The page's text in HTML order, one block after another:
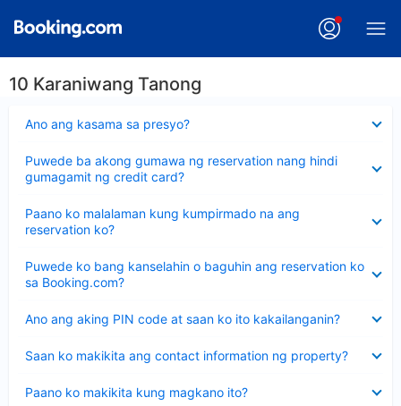
10 Karaniwang Tanong
Ano ang kasama sa presyo?
ang
Puwede ba akong gumawa ng reservation nang hindi
gumagamit ng credit card?
ang
sagot
Paano ko malalaman kung kumpirmado na ang
reservation ko?
ang
sagot
Puwede ko bang kanselahin o baguhin ang reservation ko
sa Booking.com?
ang
sagot
Ano ang aking PIN code at saan ko ito kakailanganin?
ang
Saan ko makikita ang contact information ng property?
ang
Paano ko makikita kung magkano ito?
ang